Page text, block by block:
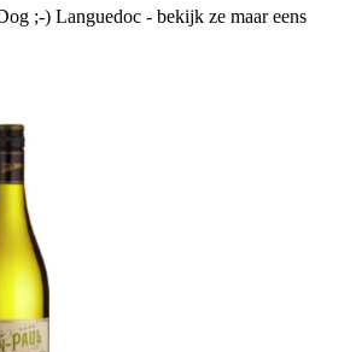
;-) Languedoc - bekijk ze maar eens